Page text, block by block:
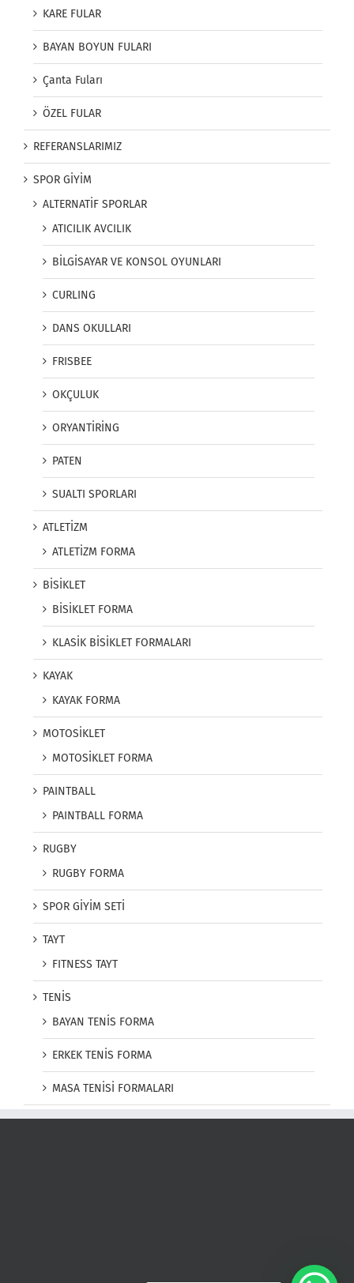
KARE FULAR
BAYAN BOYUN FULARI
Çanta Fuları
ÖZEL FULAR
REFERANSLARIMIZ
SPOR GİYİM
ALTERNATİF SPORLAR
ATICILIK AVCILIK
BİLGİSAYAR VE KONSOL OYUNLARI
CURLING
DANS OKULLARI
FRISBEE
OKÇULUK
ORYANTİRİNG
PATEN
SUALTI SPORLARI
ATLETİZM
ATLETİZM FORMA
BİSİKLET
BİSİKLET FORMA
KLASİK BİSİKLET FORMALARI
KAYAK
KAYAK FORMA
MOTOSİKLET
MOTOSİKLET FORMA
PAINTBALL
PAINTBALL FORMA
RUGBY
RUGBY FORMA
SPOR GİYİM SETİ
TAYT
FITNESS TAYT
TENİS
BAYAN TENİS FORMA
ERKEK TENİS FORMA
MASA TENİSİ FORMALARI